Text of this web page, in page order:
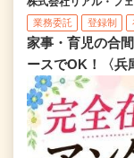
業務委託 登録制
家事・育児の合
ースでOK！〈兵